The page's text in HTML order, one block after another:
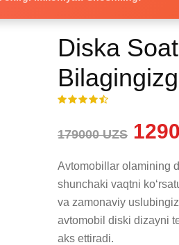
Diska
179000 UZS
Avtomobillar olamining
shunchaki vaqtni
va zamonaviy
avtomobil diski dizayni
aks ettiradi.